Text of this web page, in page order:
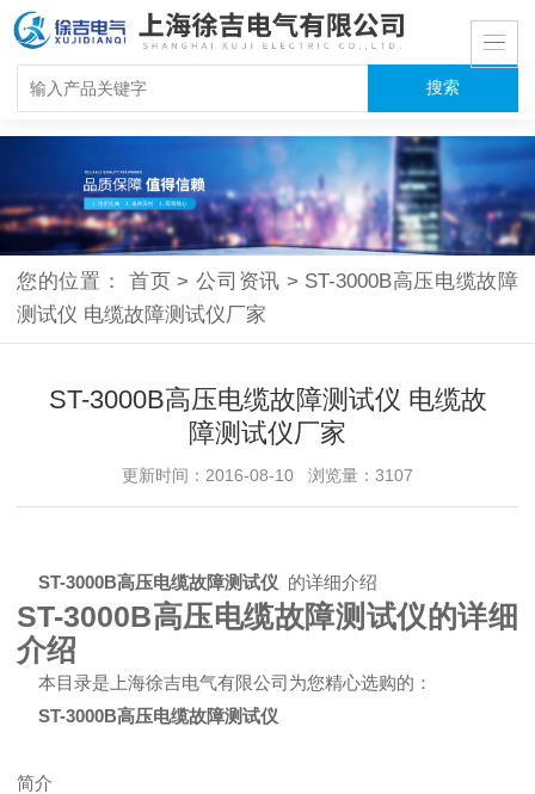
您的位置：首页 > 公司资讯 > ST-3000B高压电缆故障
测试仪 电缆故障测试仪厂家
ST-3000B高压电缆故障测试仪 电缆故
障测试仪厂家
更新时间：2016-08-10 浏览量：3107
ST-3000B高压电缆故障测试仪 的详细介绍
ST-3000B高压电缆故障测试仪的详细
介绍
本目录是上海徐吉电气有限公司为您精心选购的：
ST-3000B高压电缆故障测试仪
简介